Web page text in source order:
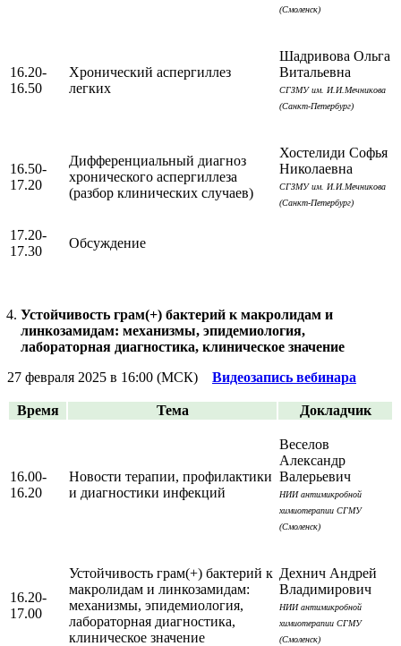
(Смоленск)
16.20-
16.50
Хронический аспергиллез
легких
Шадривова Ольга
Витальевна
СГЗМУ им. И.И.Мечникова
(Санкт-Петербург)
16.50-
17.20
Дифференциальный диагноз
хронического аспергиллеза
(разбор клинических случаев)
Хостелиди Софья
Николаевна
СГЗМУ им. И.И.Мечникова
(Санкт-Петербург)
17.20-
17.30
Обсуждение
Устойчивость грам(+) бактерий к макролидам и
линкозамидам: механизмы, эпидемиология,
лабораторная диагностика, клиническое значение
27 февраля 2025 в 16:00 (МСК) Видеозапись вебинара
Время Тема Докладчик
16.00-
16.20
Новости терапии, профилактики
и диагностики инфекций
Веселов
Александр
Валерьевич
НИИ антимикробной
химиотерапии СГМУ
(Смоленск)
16.20-
17.00
Устойчивость грам(+) бактерий к
макролидам и линкозамидам:
механизмы, эпидемиология,
лабораторная диагностика,
клиническое значение
Дехнич Андрей
Владимирович
НИИ антимикробной
химиотерапии СГМУ
(Смоленск)